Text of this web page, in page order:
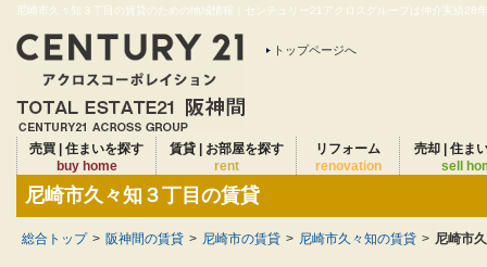
尼崎市久々知３丁目の賃貸のための地域情報｜センチュリー21アクロスグループは仲介実績28
トップページへ
売買 | 住まいを探す
buy home
賃貸 | お部屋を探す
rent
リフォーム
renovation
売却 | 住ま
sell
尼崎市久々知３丁目の賃貸
総合トップ > 阪神間の賃貸 > 尼崎市の賃貸 > 尼崎市久々知の賃貸 > 尼崎市